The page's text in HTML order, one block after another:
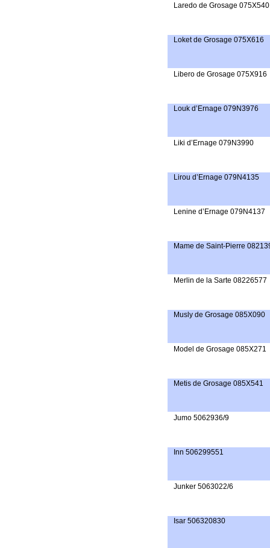
Laredo de Grosage 075X540
Loket de Grosage 075X616
Libero de Grosage 075X916
Louk d’Ernage 079N3976
Liki d’Ernage 079N3990
Lirou d’Ernage 079N4135
Lenine d’Ernage 079N4137
Mame de Saint-Pierre
Merlin de la Sarte 08226577
Musly de Grosage 085X090
Model de Grosage 085X271
Metis de Grosage 085X541
Jumo 5062936/9
Inn 506299551
Junker 5063022/6
Isar 506320830